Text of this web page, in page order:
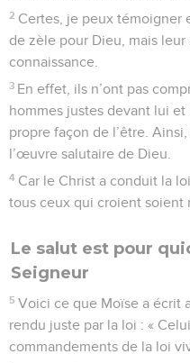
2 Certes, je peux témoigner
de zèle pour Dieu, mais leur
connaissance.
3 En effet, ils n’ont pas
hommes justes devant lui
propre façon de l’être.
l’œuvre salutaire de Dieu.
4 Car le Christ a conduit la
tous ceux qui croient soient
Le salut est pour
Seigneur
5 Voici ce que Moïse a écrit
rendu juste par la loi : «
commandements de la loi